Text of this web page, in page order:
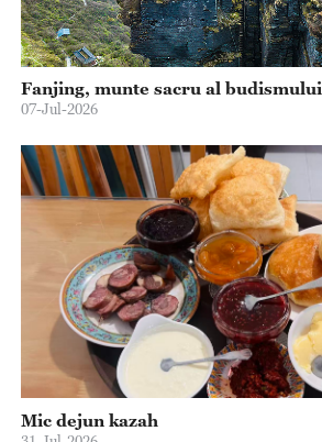
Fanjing, munte sacru al budismului
07-Jul-2026
Mic dejun kazah